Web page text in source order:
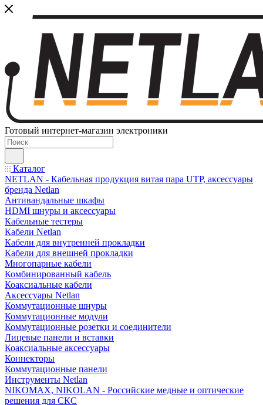
Готовый интернет-магазин электроники
Каталог
NETLAN - Кабельная продукция витая пара UTP, аксессуары
бренда Netlan
Антивандальные шкафы
HDMI шнуры и аксессуары
Кабельные тестеры
Кабели Netlan
Кабели для внутренней прокладки
Кабели для внешней прокладки
Многопарные кабели
Комбинированный кабель
Коаксиальные кабели
Аксессуары Netlan
Коммутационные шнуры
Коммутационные модули
Коммутационные розетки и соединители
Лицевые панели и вставки
Коаксиальные аксессуары
Коннекторы
Коммутационные панели
Инструменты Netlan
NIKOMAX, NIKOLAN - Российские медные и оптические
решения для СКС